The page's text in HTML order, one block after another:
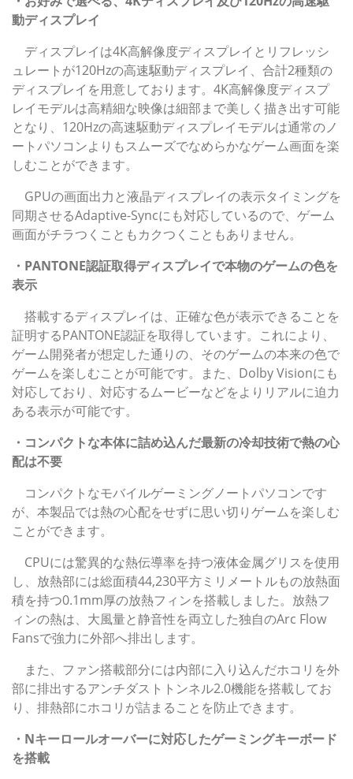
動ディスプレイ
ディスプレイは4K高解像度ディスプレイとリフレッシ
ュレートが120Hzの高速駆動ディスプレイ、合計2種類の
ディスプレイを用意しております。4K高解像度ディスプ
レイモデルは高精細な映像は細部まで美しく描き出す可能
となり、120Hzの高速駆動ディスプレイモデルは通常のノ
ートパソコンよりもスムーズでなめらかなゲーム画面を楽
しむことができます。
GPUの画面出力と液晶ディスプレイの表示タイミングを
同期させるAdaptive-Syncにも対応しているので、ゲーム
画面がチラつくこともカクつくこともありません。
・PANTONE認証取得ディスプレイで本物のゲームの色を
表示
搭載するディスプレイは、正確な色が表示できることを
証明するPANTONE認証を取得しています。これにより、
ゲーム開発者が想定した通りの、そのゲームの本来の色で
ゲームを楽しむことが可能です。また、Dolby Visionにも
対応しており、対応するムービーなどをよりリアルに迫力
ある表示が可能です。
・コンパクトな本体に詰め込んだ最新の冷却技術で熱の心
配は不要
コンパクトなモバイルゲーミングノートパソコンです
が、本製品では熱の心配をせずに思い切りゲームを楽しむ
ことができます。
CPUには驚異的な熱伝導率を持つ液体金属グリスを使用
し、放熱部には総面積44,230平方ミリメートルもの放熱面
積を持つ0.1mm厚の放熱フィンを搭載しました。放熱フ
ィンの熱は、大風量と静音性を両立した独自のArc Flow
Fansで強力に外部へ排出します。
また、ファン搭載部分には内部に入り込んだホコリを外
部に排出するアンチダストトンネル2.0機能を搭載してお
り、排熱部にホコリが詰まることを防止できます。
・Nキーロールオーバーに対応したゲーミングキーボード
を搭載